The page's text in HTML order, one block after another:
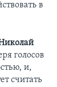
в
голосов
и,
считать